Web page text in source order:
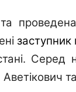
проведена
заступник
. Серед